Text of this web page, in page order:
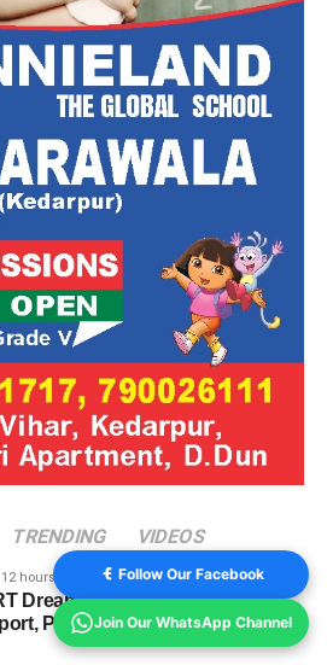
TRENDING VIDEOS
12 hours ago
Dream11 Prediction Match 25:
Playing 11 & Fantasy Tips
Follow Our Facebook
Join Our WhatsApp Channel